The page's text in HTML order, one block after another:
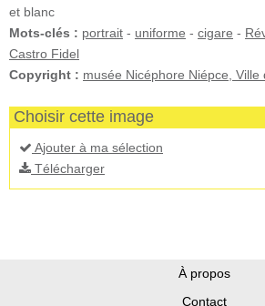
et blanc
Mots-clés : portrait - uniforme - cigare -
Castro Fidel
Copyright : musée Nicéphore Niépce,
Choisir cette image
Ajouter à ma sélection
Télécharger
À propos
Contact